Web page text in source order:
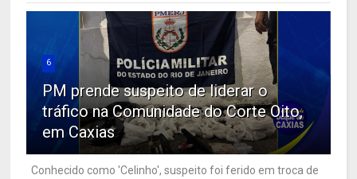
6
PM prende suspeito de liderar o
tráfico na Comunidade do Corte Oito,
em Caxias
Conhecido como 'Celinho', suspeito foi ferido em troca de